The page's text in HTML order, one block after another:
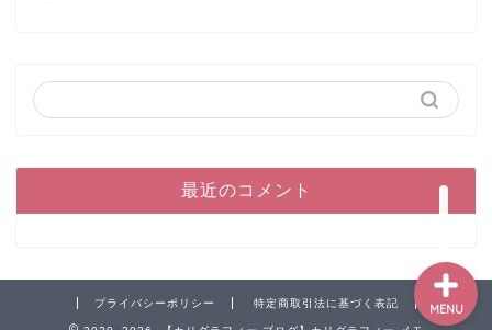
最近のコメント
プライバシーポリシー 特定商取引法に基づく表記 MENU
インク